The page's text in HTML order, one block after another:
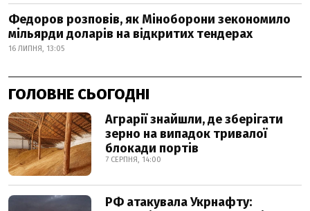
Федоров розповів, як Міноборони зекономило
мільярди доларів на відкритих тендерах
16 ЛИПНЯ, 13:05
ГОЛОВНЕ СЬОГОДНІ
Аграрії знайшли, де зберігати
зерно на випадок тривалої
блокади портів
7 СЕРПНЯ, 14:00
РФ атакувала Укрнафту: